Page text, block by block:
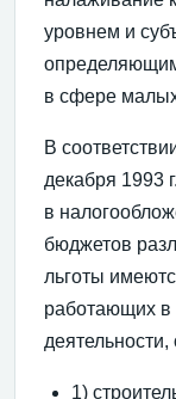
уровнем и
в сфере
В
декабря 1993
в
бюджетов
льготы
работающих в
1)